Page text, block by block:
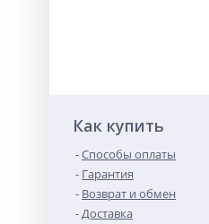
Как купить
Способы оплаты
Гарантия
Возврат и обмен
Доставка